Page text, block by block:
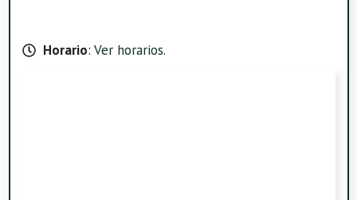
Horario: Ver horarios.